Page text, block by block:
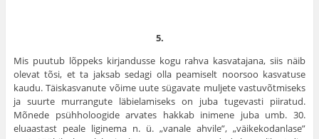
5.
Mis puutub lõppeks kirjandusse kogu rahva kasvatajana, siis näib
olevat tõsi, et ta jaksab sedagi olla peamiselt noorsoo kasva­tuse
kaudu. Täiskasvanute võime uute sügavate muljete vas­tuvõtmiseks
ja suurte murrangute läbielamiseks on juba tugevasti piiratud.
Mõnede psühholoogide arvates hakkab inimene juba umb. 30.
eluaastast peale liginema n. ü. „vanale ahvile”, „väikekodanlase”